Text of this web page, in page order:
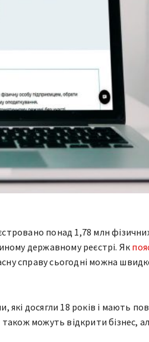
понад 1,78 млн
державному реєстрі. Як
справу сьогодні можна
які досягли 18 років і мають
також можуть відкрити бізнес,